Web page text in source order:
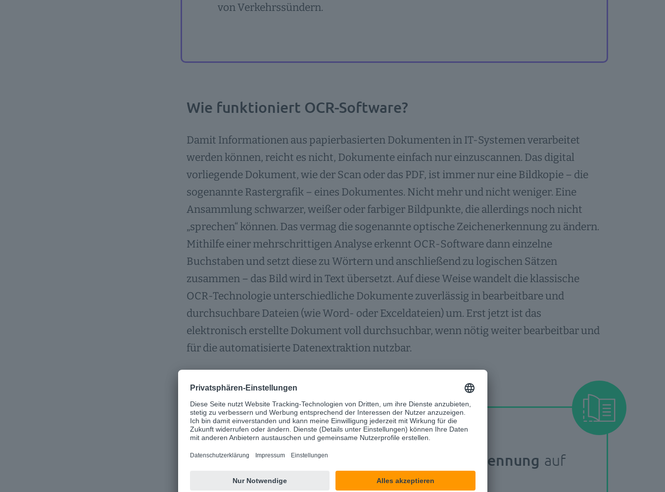
von Verkehrssündern.
Wie funktioniert OCR-Software?
Damit Informationen aus papierbasierten Dokumenten in IT-Systemen verarbeitet
werden können, reicht es nicht, Dokumente einfach nur einzuscannen. Das digital
vorliegende Dokument, wie der Scan oder das PDF, ist immer nur eine Bildkopie – die
sogenannte Rastergrafik – eines Dokumentes. Nicht mehr und nicht weniger. Eine
Ansammlung schwarzer, weißer oder farbiger Bildpunkte, die allerdings noch nicht
„sprechen“ können. Das vermag die sogenannte optische Zeichenerkennung zu ändern.
Mithilfe einer mehrschrittigen Analyse erkennt OCR-Software dann einzelne
Buchstaben und setzt diese zu Wörtern und anschließend zu logischen Sätzen
zusammen – das Bild wird in Text übersetzt. Auf diese Weise wandelt die klassische
OCR-Technologie unterschiedliche Dokumente zuverlässig in bearbeitbare und
durchsuchbare Dateien (wie Word- oder Exceldateien) um. Erst jetzt ist das
elektronisch erstellte Dokument voll durchsuchbar, wenn nötig weiter bearbeitbar und
für die automatisierte Datenextraktion nutzbar.
Mit derautomatischen Dokumentenerkennung auf
dem Weg in die Zukunft.